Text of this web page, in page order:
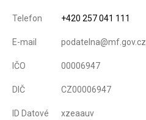
Telefon +420 257 041 111
E-mail podatelna@mf.gov.cz
IČO 00006947
DIČ CZ00006947
ID Datové
xzeaauv